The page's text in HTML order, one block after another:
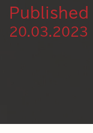
Published
20.03.2023